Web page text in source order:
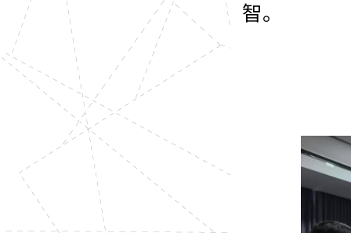
智。